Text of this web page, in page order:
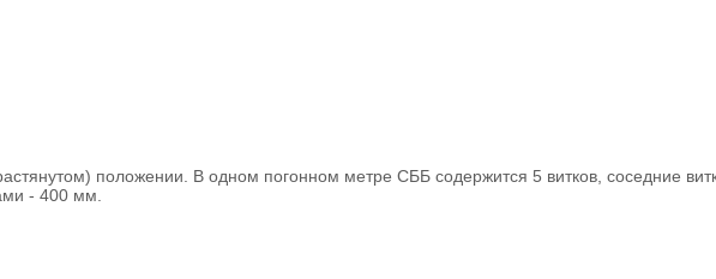
положении. В одном погонном метре СББ содержится 5 витков, соседние
- 400 мм.